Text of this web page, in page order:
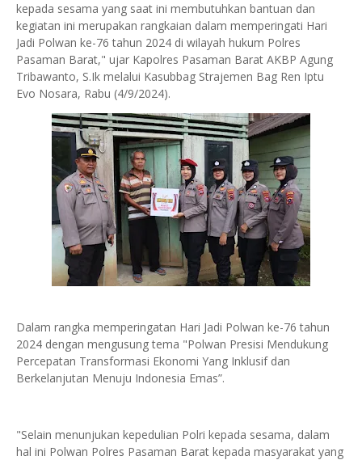
kepada sesama yang saat ini membutuhkan bantuan dan
kegiatan ini merupakan rangkaian dalam memperingati Hari
Jadi Polwan ke-76 tahun 2024 di wilayah hukum Polres
Pasaman Barat," ujar Kapolres Pasaman Barat AKBP Agung
Tribawanto, S.Ik melalui Kasubbag Strajemen Bag Ren Iptu
Evo Nosara, Rabu (4/9/2024).
Dalam rangka memperingatan Hari Jadi Polwan ke-76 tahun
2024 dengan mengusung tema "Polwan Presisi Mendukung
Percepatan Transformasi Ekonomi Yang Inklusif dan
Berkelanjutan Menuju Indonesia Emas”.
"Selain menunjukan kepedulian Polri kepada sesama, dalam
hal ini Polwan Polres Pasaman Barat kepada masyarakat yang